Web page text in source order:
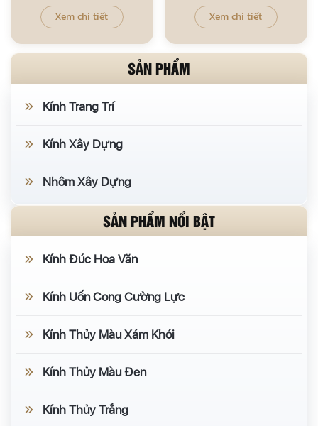
Xem chi tiết Xem chi tiết
SẢN PHẨM
Kính Trang Trí
Kính Xây Dựng
Nhôm Xây Dựng
SẢN PHẨM NỔI BẬT
Kính Đúc Hoa Văn
Kính Uốn Cong Cường Lực
Kính Thủy Màu Xám Khói
Kính Thủy Màu Đen
Kính Thủy Trắng